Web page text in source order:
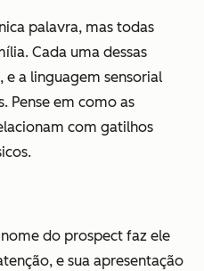
palavra, mas todas
Cada uma dessas
e a linguagem sensorial
Pense em como as
com gatilhos
do prospect faz ele
e sua apresentação